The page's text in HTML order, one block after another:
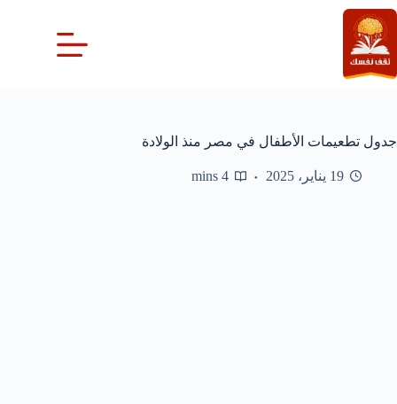
التجاوز
إلى
المحتوى
جدول تطعيمات الأطفال في مصر منذ الولادة
19 يناير، 2025 4 mins